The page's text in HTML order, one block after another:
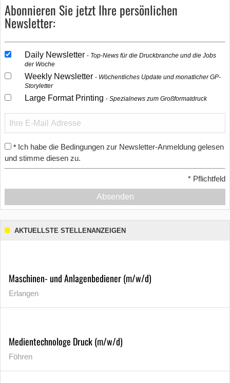
Abonnieren Sie jetzt Ihre persönlichen
Newsletter:
Daily Newsletter
Top-News für die Druckbranche und die Jobs
der Woche
Weekly Newsletter
Wöchentliches Update und monatlicher GP-
Storyletter
Large Format Printing Spezialnews zum Großformatdruck
* Ich habe die Bedingungen zur Newsletter-Anmeldung gelesen
und stimme diesen zu.
* Pflichtfeld
Absenden
AKTUELLSTE STELLENANZEIGEN
Maschinen- und Anlagenbediener (m/w/d)
Erlangen
Medientechnologe Druck (m/w/d)
Föhren